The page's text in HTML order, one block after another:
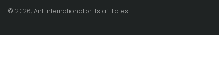
© 2026, Ant International or its affiliates